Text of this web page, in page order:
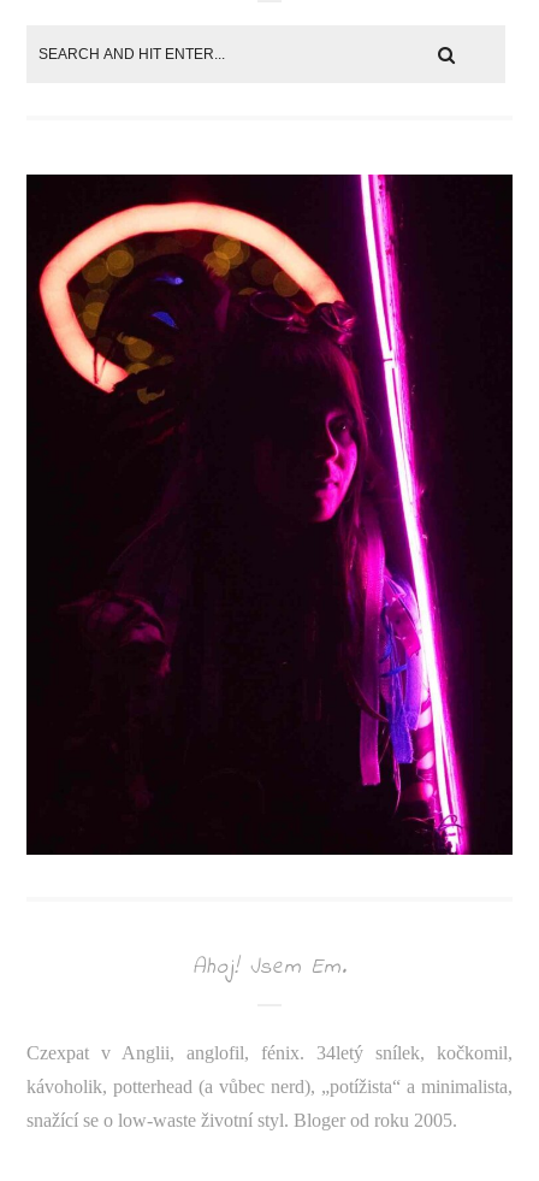
Ahoj! Jsem Em.
Czexpat v Anglii, anglofil, fénix. 34letý snílek, kočkomil,
kávoholik, potterhead (a vůbec nerd), „potížista“ a minimalista,
snažící se o low-waste životní styl. Bloger od roku 2005.